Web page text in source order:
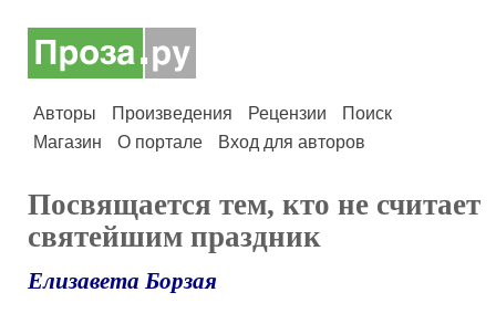
Авторы Произведения Рецензии
Поиск
Магазин
О портале Вход для авторов
Посвящается тем, кто не считает
святейшим праздник
Елизавета Борзая